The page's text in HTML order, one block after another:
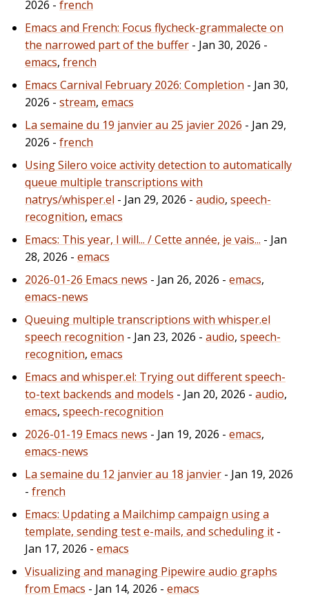
2026 - french
Emacs and French: Focus flycheck-grammalecte on
the narrowed part of the buffer - Jan 30, 2026 -
emacs, french
Emacs Carnival February 2026: Completion - Jan 30,
2026 - stream, emacs
La semaine du 19 janvier au 25 javier 2026 - Jan 29,
2026 - french
Using Silero voice activity detection to automatically
queue multiple transcriptions with
natrys/whisper.el - Jan 29, 2026 - audio, speech-
recognition, emacs
Emacs: This year, I will... / Cette année, je vais... - Jan
28, 2026 - emacs
2026-01-26 Emacs news - Jan 26, 2026 - emacs,
emacs-news
Queuing multiple transcriptions with whisper.el
speech recognition - Jan 23, 2026 - audio, speech-
recognition, emacs
Emacs and whisper.el: Trying out different speech-
to-text backends and models - Jan 20, 2026 - audio,
emacs, speech-recognition
2026-01-19 Emacs news - Jan 19, 2026 - emacs,
emacs-news
La semaine du 12 janvier au 18 janvier - Jan 19, 2026
- french
Emacs: Updating a Mailchimp campaign using a
template, sending test e-mails, and scheduling it -
Jan 17, 2026 - emacs
Visualizing and managing Pipewire audio graphs
from Emacs - Jan 14, 2026 - emacs